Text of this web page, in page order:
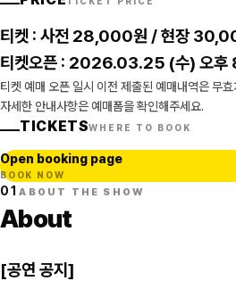
티켓 : 사전 28,000원 / 현장
티켓오픈 : 2026.03.25 (수) 오후
티켓 예매 오픈 일시 이전 제출된 예매내역은 무
자세한 안내사항은 예매폼을 확인해주세요.
TICKETSWHERE TO BOOK
Open booking page
BOOK NOW
01ABOUT THE SHOW
About
[공연 공지]